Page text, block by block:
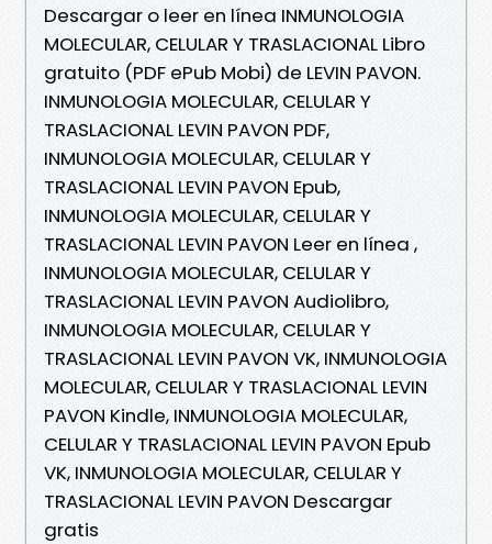
Descargar o leer en línea INMUNOLOGIA
MOLECULAR, CELULAR Y TRASLACIONAL Libro
gratuito (PDF ePub Mobi) de LEVIN PAVON.
INMUNOLOGIA MOLECULAR, CELULAR Y
TRASLACIONAL LEVIN PAVON PDF,
INMUNOLOGIA MOLECULAR, CELULAR Y
TRASLACIONAL LEVIN PAVON Epub,
INMUNOLOGIA MOLECULAR, CELULAR Y
TRASLACIONAL LEVIN PAVON Leer en línea ,
INMUNOLOGIA MOLECULAR, CELULAR Y
TRASLACIONAL LEVIN PAVON Audiolibro,
INMUNOLOGIA MOLECULAR, CELULAR Y
TRASLACIONAL LEVIN PAVON VK, INMUNOLOGIA
MOLECULAR, CELULAR Y TRASLACIONAL LEVIN
PAVON Kindle, INMUNOLOGIA MOLECULAR,
CELULAR Y TRASLACIONAL LEVIN PAVON Epub
VK, INMUNOLOGIA MOLECULAR, CELULAR Y
TRASLACIONAL LEVIN PAVON Descargar
gratis